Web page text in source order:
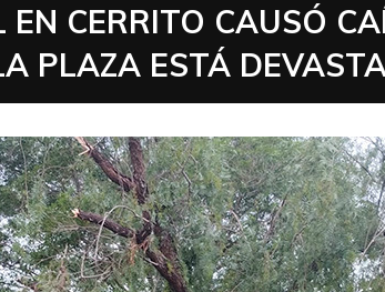
EN CERRITO CAUSÓ
PLAZA ESTÁ